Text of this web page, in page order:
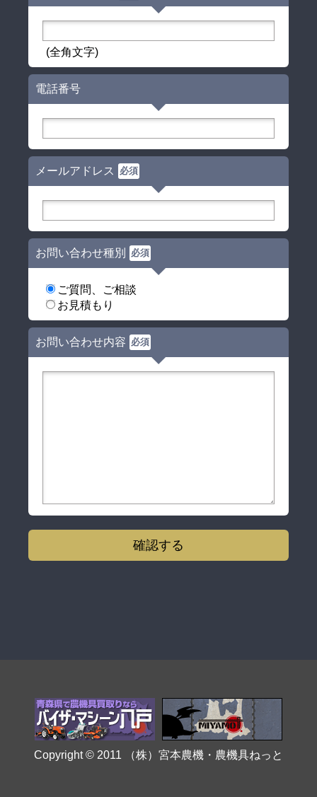
(全角文字)
電話番号
メールアドレス 必須
お問い合わせ種別 必須
ご質問、ご相談
お見積もり
お問い合わせ内容 必須
Copyright © 2011 （株）宮本農機・農機具ねっと